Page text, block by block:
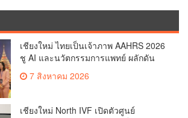
เชียงใหม่ ไทยเป็นเจ้าภาพ AAHRS 2026
ชู AI และนวัตกรรมการแพทย์ ผลักดัน
เอเชีย(คลิป)
7 สิงหาคม 2026
เชียงใหม่ North IVF เปิดตัวศูนย์